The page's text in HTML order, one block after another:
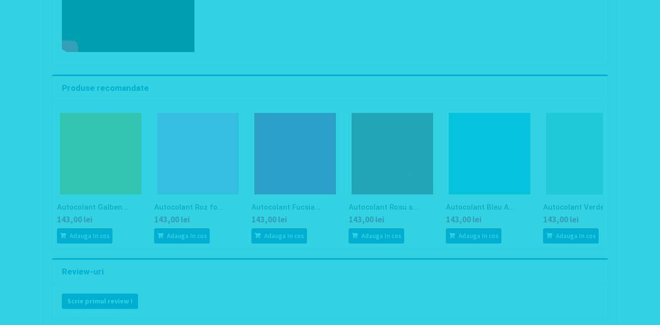
Produse recomandate
Autocolant Galben...
143,00 lei
Adauga In cos
Autocolant Roz fo...
143,00 lei
Adauga In cos
Autocolant Fucsia...
143,00 lei
Adauga In cos
Autocolant Rosu s...
143,00 lei
Adauga In cos
Autocolant Bleu A...
143,00 lei
Adauga In cos
Autocolant Verde ...
143,00 lei
Adauga In cos
Review-uri
Scrie primul review !